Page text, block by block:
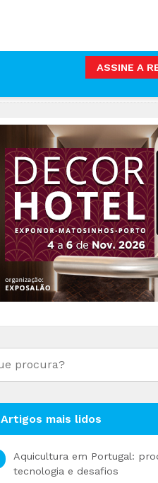
ASSINE A
Artigos mais lidos
Aquicultura em Portugal:
tecnologia e desafios